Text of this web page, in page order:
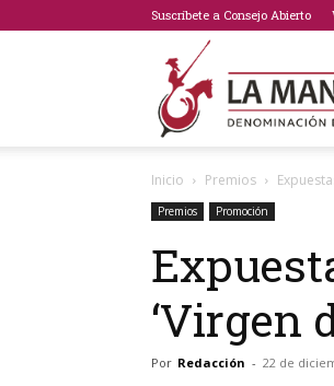
Suscríbete a Consejo Abierto
Inicio Premios
Premios Promoción
‘Virgen
Por Redacción - 22 de